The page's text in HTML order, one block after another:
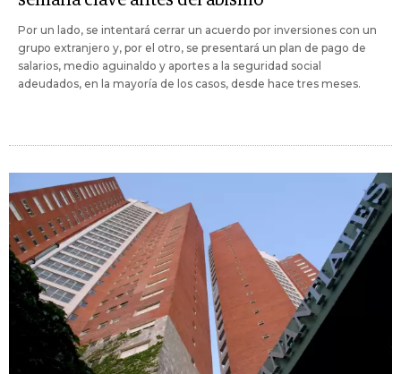
Por un lado, se intentará cerrar un acuerdo por inversiones con un
grupo extranjero y, por el otro, se presentará un plan de pago de
salarios, medio aguinaldo y aportes a la seguridad social
adeudados, en la mayoría de los casos, desde hace tres meses.